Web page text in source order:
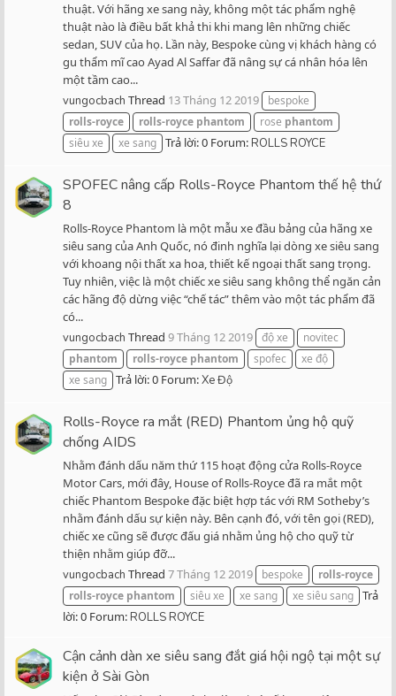
thuật. Với hãng xe sang này, không một tác phẩm nghệ
thuật nào là điều bất khả thi khi mang lên những chiếc
sedan, SUV của họ. Lần này, Bespoke cùng vị khách hàng có
gu thẩm mĩ cao Ayad Al Saffar đã nâng sự cá nhân hóa lên
một tầm cao...
vungocbach Thread 13 Tháng 12 2019
bespoke
rolls-royce
rolls-royce phantom rose phantom
siêu xe
xe sang Trả lời: 0 Forum:ROLLS ROYCE
SPOFEC nâng cấp Rolls-Royce Phantom thế hệ thứ
8
Rolls-Royce Phantom là một mẫu xe đầu bảng của hãng xe
siêu sang của Anh Quốc, nó đinh nghĩa lại dòng xe siêu sang
với khoang nội thất xa hoa, thiết kế ngoại thất sang trọng.
Tuy nhiên, việc là một chiếc xe siêu sang không thể ngăn cản
các hãng độ dừng việc “chế tác” thêm vào một tác phẩm đã
có...
vungocbach Thread 9 Tháng 12 2019 độ xe
novitec
phantom
rolls-royce phantom spofec
xe độ
xe sang Trả lời: 0 Forum:Xe Độ
Rolls-Royce ra mắt (RED) Phantom ủng hộ quỹ
chống AIDS
Nhằm đánh dấu năm thứ 115 hoạt động cửa Rolls-Royce
Motor Cars, mới đây, House of Rolls-Royce đã ra mắt một
chiếc Phantom Bespoke đặc biệt hợp tác với RM Sotheby’s
nhằm đánh dấu sự kiện này. Bên cạnh đó, với tên gọi (RED),
chiếc xe cũng sẽ được đấu giá nhằm ủng hộ cho quỹ từ
thiện nhằm giúp đỡ...
vungocbach Thread 7 Tháng 12 2019 bespoke
rolls-royce
rolls-royce phantom siêu xe xe sang xe siêu sang Trả
lời: 0 Forum:ROLLS ROYCE
Cận cảnh dàn xe siêu sang đắt giá hội ngộ tại một sự
kiện ở Sài Gòn